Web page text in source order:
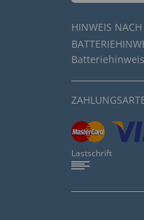
HINWEIS
Lastschrift